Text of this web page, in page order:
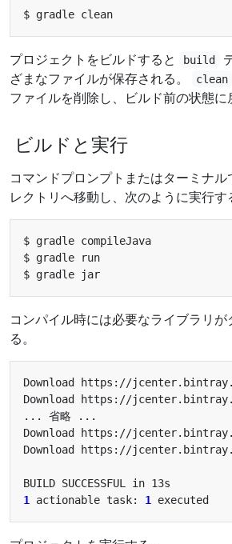
プロジェクトをビルドすると build
ざまなファイルが保存される。
clean
ファイルを削除し、ビルド前の状態に
ビルドと実行
コマンドプロンプトまたはターミナル
レクトリへ移動し、次のように実行す
コンパイル時には必要なライブラリ
る。
1
actionable task: 1